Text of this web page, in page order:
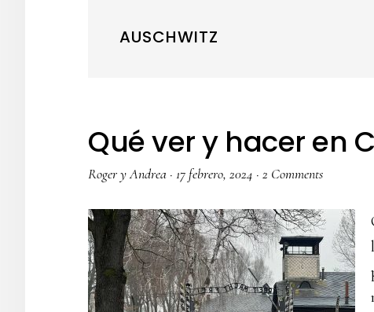
AUSCHWITZ
Qué ver y hacer en
Roger y Andrea · 17 febrero, 2024 · 2 Comments